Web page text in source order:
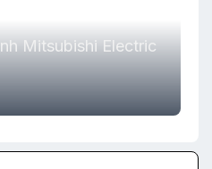
Mitsubishi Electric